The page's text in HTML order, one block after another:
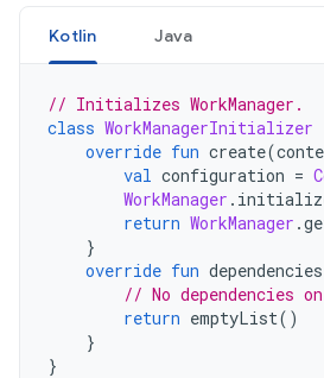
Kotlin Java
// Initializes WorkManager.
class WorkManagerInitializer
override fun create(
val configuration =
WorkManager .
return WorkManager .
}
override fun dependencies
// No dependencies
return emptyList()
}
}